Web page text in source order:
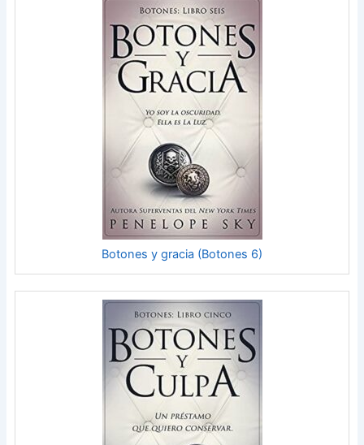
Botones y gracia (Botones 6)